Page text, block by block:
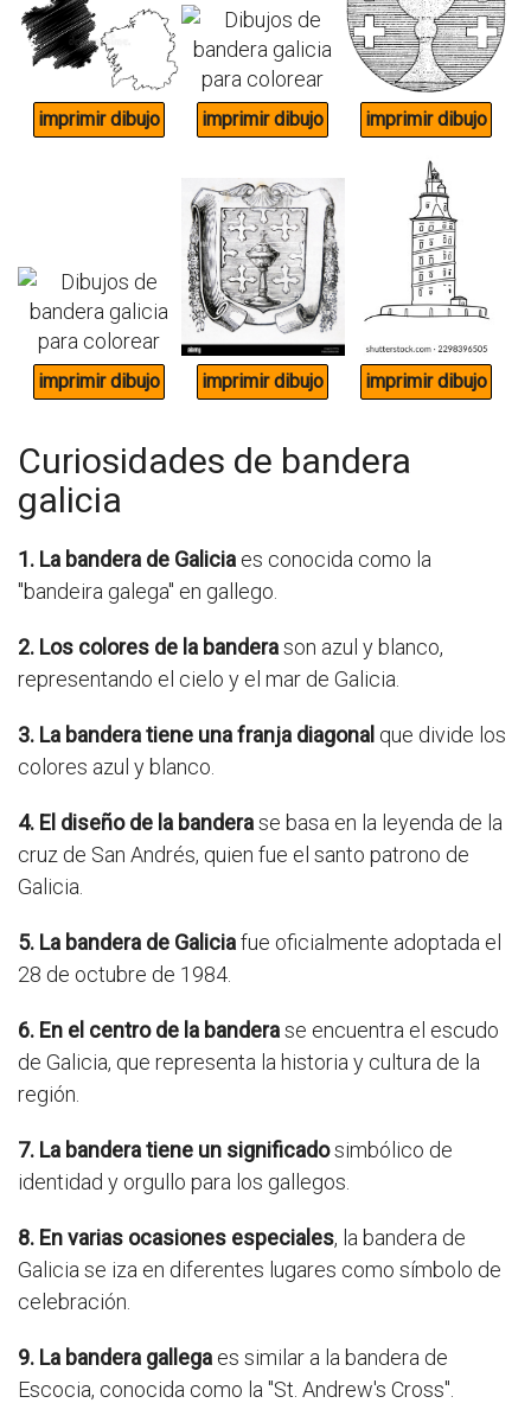
Curiosidades de bandera
galicia
1. La bandera de Galicia es conocida como la
"bandeira galega" en gallego.
2. Los colores de la banderason azul y blanco,
representando el cielo y el mar de Galicia.
3. La bandera tiene una franja diagonal que divide los
colores azul y blanco.
4. El diseño de la banderase basa en la leyenda de la
cruz de San Andrés, quien fue el santo patrono de
Galicia.
5. La bandera de Galiciafue oficialmente adoptada el
28 de octubre de 1984.
6. En el centro de la banderase encuentra el escudo
de Galicia, que representa la historia y cultura de la
región.
7. La bandera tiene un significadosimbólico de
identidad y orgullo para los gallegos.
8. En varias ocasiones especiales, la bandera de
Galicia se iza en diferentes lugares como símbolo de
celebración.
9. La bandera gallega es similar a la bandera de
Escocia, conocida como la "St. Andrew's Cross".